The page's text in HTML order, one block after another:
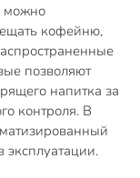
можно
кофейню,
позволяют
напитка за
контроля. В